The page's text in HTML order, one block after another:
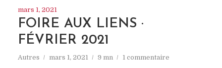
mars 1, 2021
FOIRE AUX LIENS ·
FÉVRIER 2021
Autres mars 1, 2021 9 mn 1 commentaire